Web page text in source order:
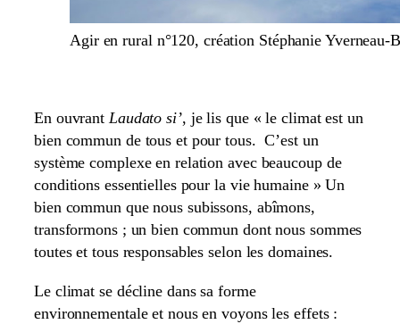
Agir en rural n°120, création Stéphanie Yverneau-
En ouvrant Laudato si’, je lis que « le climat est un
bien commun de tous et pour tous. C’est un
système complexe en relation avec beaucoup de
conditions essentielles pour la vie humaine » Un
bien commun que nous subissons, abîmons,
transformons ; un bien commun dont nous sommes
toutes et tous responsables selon les domaines.
Le climat se décline dans sa forme
environnementale et nous en voyons les effets :